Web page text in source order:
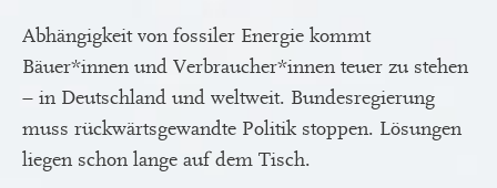
Abhängigkeit von fossiler Energie kommt
Bäuer*innen und Verbraucher*innen teuer zu stehen
– in Deutschland und weltweit. Bundesregierung
muss rückwärtsgewandte Politik stoppen. Lösungen
liegen schon lange auf dem Tisch.